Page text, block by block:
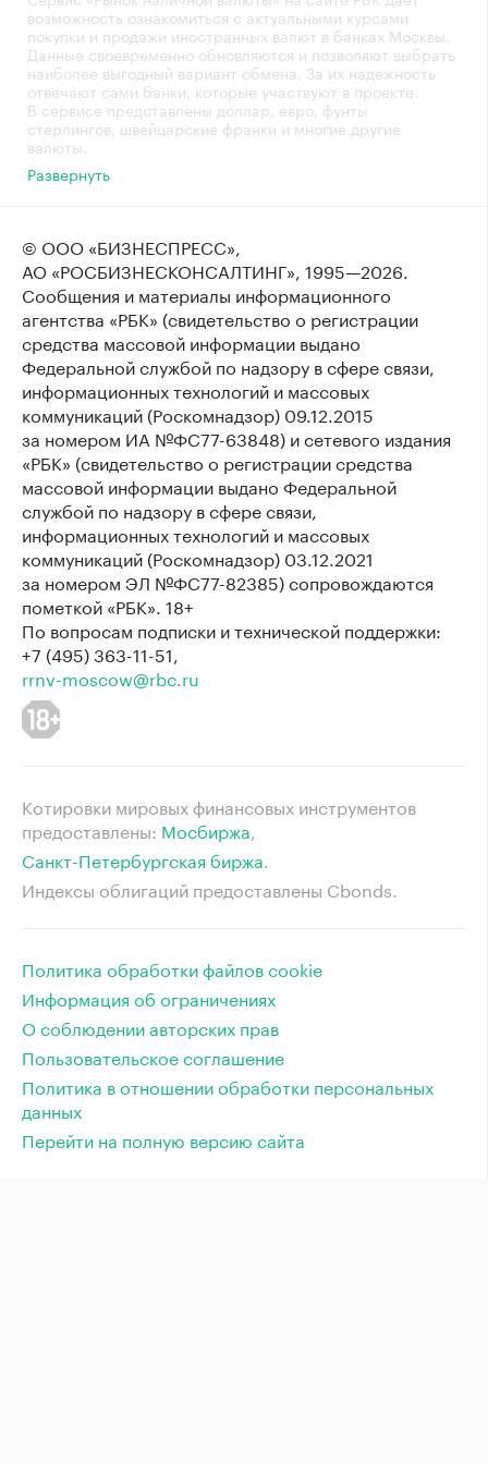
возможность ознакомиться с актуальными курсами
покупки и продажи иностранных валют в банках Москвы.
Данные своевременно обновляются и позволяют выбрать
наиболее выгодный вариант обмена. За их надежность
отвечают сами банки, которые участвуют в проекте.
В сервисе представлены доллар, евро, фунты
стерлингов, швейцарские франки и многие другие
валюты.
Развернуть
© ООО «БИЗНЕСПРЕСС»,
АО «РОСБИЗНЕСКОНСАЛТИНГ», 1995—2026.
Сообщения и материалы информационного
агентства «РБК» (свидетельство о регистрации
средства массовой информации выдано
Федеральной службой по надзору в сфере связи,
информационных технологий и массовых
коммуникаций (Роскомнадзор) 09.12.2015
за номером ИА №ФС77-63848) и сетевого издания
«РБК» (свидетельство о регистрации средства
массовой информации выдано Федеральной
службой по надзору в сфере связи,
информационных технологий и массовых
коммуникаций (Роскомнадзор) 03.12.2021
за номером ЭЛ №ФС77-82385) сопровождаются
пометкой «РБК». 18+
По вопросам подписки и технической поддержки:
+7 (495) 363-11-51,
rrnv-moscow@rbc.ru
Котировки мировых финансовых инструментов
предоставлены: Мосбиржа⁠,
Санкт-Петербургская биржа⁠.
Индексы облигаций предоставлены Cbonds.
Политика обработки файлов cookie
Информация об ограничениях
О соблюдении авторских прав
Пользовательское соглашение
Политика в отношении обработки персональных
данных
Перейти на полную версию сайта